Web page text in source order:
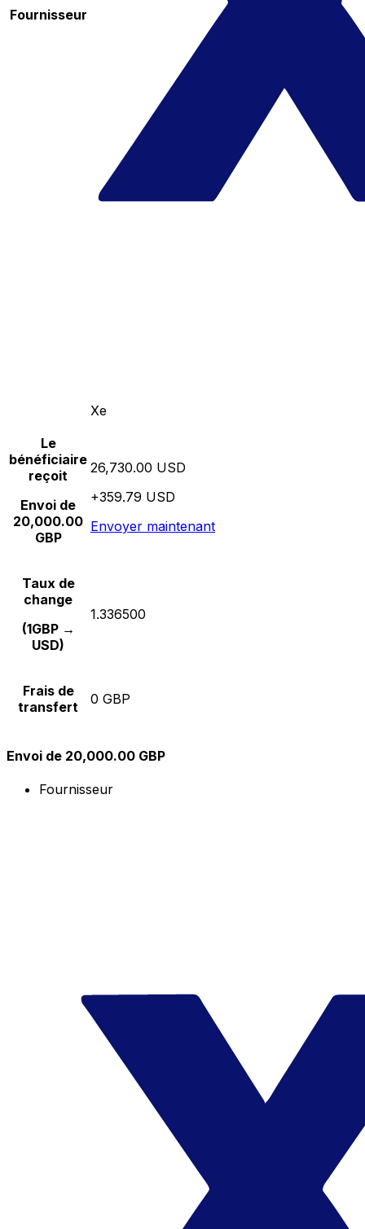
Fournisseur
Xe
Le
bénéficiaire
reçoit
Envoi de
20,000.00
GBP
26,730.00 USD
+359.79 USD
Envoyer maintenant
Taux de
change
(1GBP →
USD)
1.336500
Frais de
transfert
0 GBP
Envoi de 20,000.00 GBP
Fournisseur